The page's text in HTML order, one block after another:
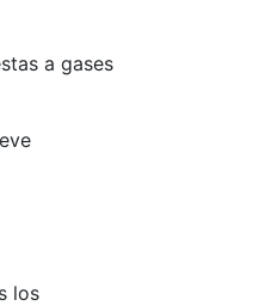
a gases
los